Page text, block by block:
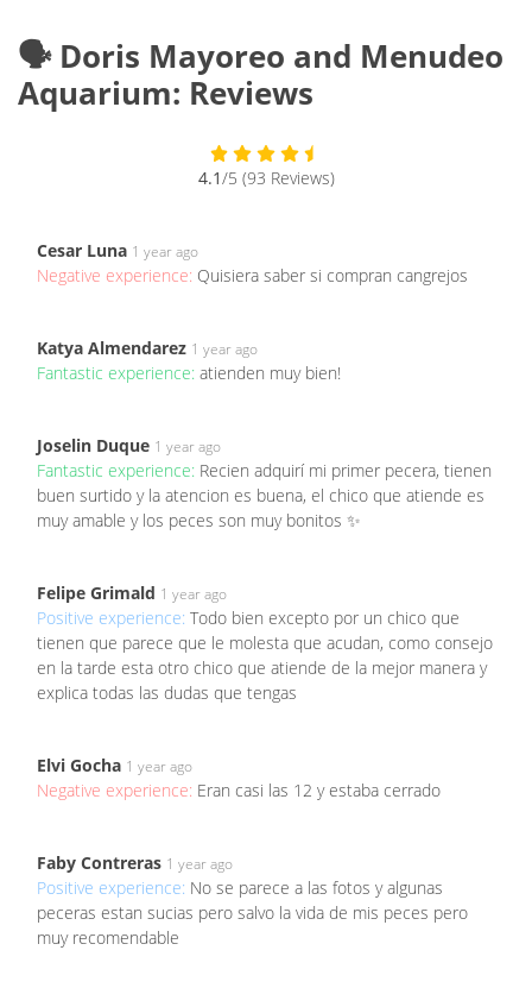
🗣️ Doris Mayoreo and Menudeo
Aquarium: Reviews
4.1/5 (93 Reviews)
Cesar Luna 1 year ago
Negative experience: Quisiera saber si compran cangrejos
Katya Almendarez 1 year ago
Fantastic experience: atienden muy bien!
Joselin Duque 1 year ago
Fantastic experience: Recien adquirí mi primer pecera, tienen
buen surtido y la atencion es buena, el chico que atiende es
muy amable y los peces son muy bonitos ✨
Felipe Grimald 1 year ago
Positive experience: Todo bien excepto por un chico que
tienen que parece que le molesta que acudan, como consejo
en la tarde esta otro chico que atiende de la mejor manera y
explica todas las dudas que tengas
Elvi Gocha 1 year ago
Negative experience: Eran casi las 12 y estaba cerrado
Faby Contreras 1 year ago
Positive experience: No se parece a las fotos y algunas
peceras estan sucias pero salvo la vida de mis peces pero
muy recomendable